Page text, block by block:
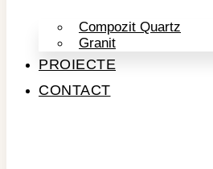
Compozit Quartz
Granit
PROIECTE
CONTACT